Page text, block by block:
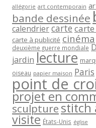
allégorie art contemporain
bande dessinée
calendriercarte
carte à publicité cinéma
deuxième guerre mondiale
jardin lecture
oiseau papier maison Paris
point de
projet en
sculpturestitch
visite États-Unis église